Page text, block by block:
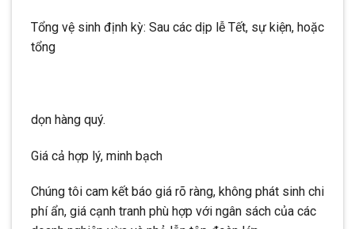
Tổng vệ sinh định kỳ: Sau các dịp lễ Tết, sự kiện, hoặc
tổng
dọn hàng quý.
Giá cả hợp lý, minh bạch
Chúng tôi cam kết báo giá rõ ràng, không phát sinh chi
phí ẩn, giá cạnh tranh phù hợp với ngân sách của các